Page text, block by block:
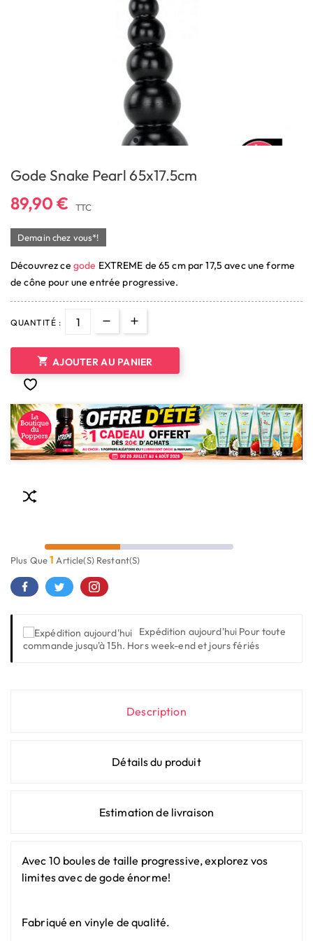
Gode Snake Pearl 65x17.5cm
89,90 € TTC
Demain chez vous*!
Découvrez ce gode EXTREME de 65 cm par 17,5 avec une forme
de cône pour une entrée progressive.
QUANTITÉ :
 AJOUTER AU PANIER
Plus Que1 Article(s) Restant(s)
Expédition aujourd'hui Pour toute
commande jusqu'à 15h. Hors week-end et jours fériés
Description
Détails du produit
Estimation de livraison
Avec 10 boules de taille progressive, explorez vos
limites avec de gode énorme!
Fabriqué en vinyle de qualité.